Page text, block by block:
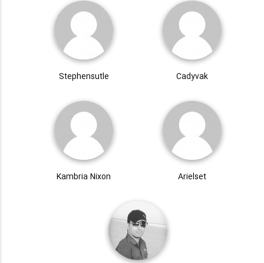
Cadyvak
Stephensutle
Arielset
Kambria Nixon